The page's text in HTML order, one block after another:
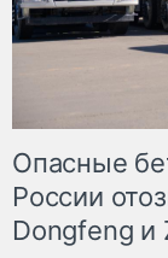
Опасные
России
Dongfeng и